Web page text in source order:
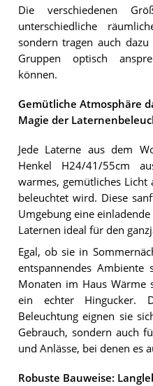
Die verschiedenen
unterschiedliche
sondern tragen auch
Gruppen optisch
können.
Gemütliche Atmosphäre
Magie der
Jede Laterne aus dem
Henkel H24/41/55cm
warmes, gemütliches Licht
beleuchtet wird. Diese
Umgebung eine
Laternen ideal für den
Egal, ob sie in
entspannendes
Monaten im Haus Wärme
ein echter Hingucker.
Beleuchtung eignen sie
Gebrauch, sondern auch
und Anlässe, bei denen es
Robuste Bauweise: